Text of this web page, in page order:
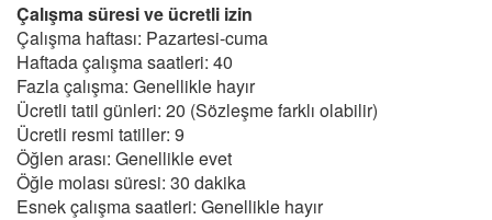
Çalışma süresi ve ücretli izin
Çalışma haftası: Pazartesi-cuma
Haftada çalışma saatleri: 40
Fazla çalışma: Genellikle hayır
Ücretli tatil günleri: 20 (Sözleşme farklı olabilir)
Ücretli resmi tatiller: 9
Öğlen arası: Genellikle evet
Öğle molası süresi: 30 dakika
Esnek çalışma saatleri: Genellikle hayır